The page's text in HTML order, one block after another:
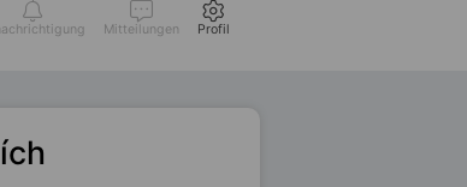
Mitteilungen Profil